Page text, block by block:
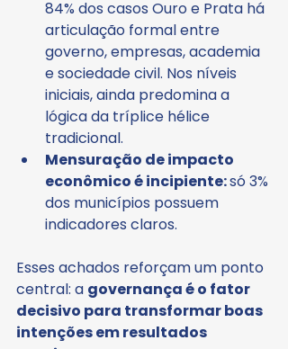
84% dos casos Ouro e Prata há
articulação formal entre
governo, empresas, academia
e sociedade civil. Nos níveis
iniciais, ainda predomina a
lógica da tríplice hélice
tradicional.
Mensuração de impacto
econômico é incipiente: só 3%
dos municípios possuem
indicadores claros.
Esses achados reforçam um ponto
central: a governança é o fator
decisivo para transformar boas
intenções em resultados